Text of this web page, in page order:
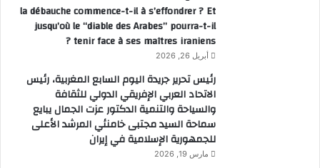
la débauche commence-t-il à s’effondrer ? Et
jusqu’où le “diable des Arabes” pourra-t-il
tenir face à ses maîtres iraniens ?
أبريل 26, 2026
رئيس تحرير جريدة اليوم السابع المغربية، رئيس
الاتحاد العربي الإفريقي الدولي للثقافة
والسياحة والتنمية الدكتور عزت الجمال يبايع
سماحة السيد مجتبى خامنئي المرشد الأعلى
للجمهورية الإسلامية في إيران
مارس 19, 2026